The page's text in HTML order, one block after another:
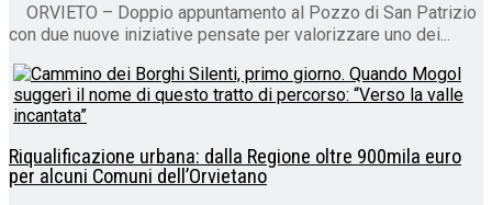
ORVIETO – Doppio appuntamento al Pozzo di San Patrizio
con due nuove iniziative pensate per valorizzare uno dei...
Riqualificazione urbana: dalla Regione oltre 900mila euro
per alcuni Comuni dell’Orvietano